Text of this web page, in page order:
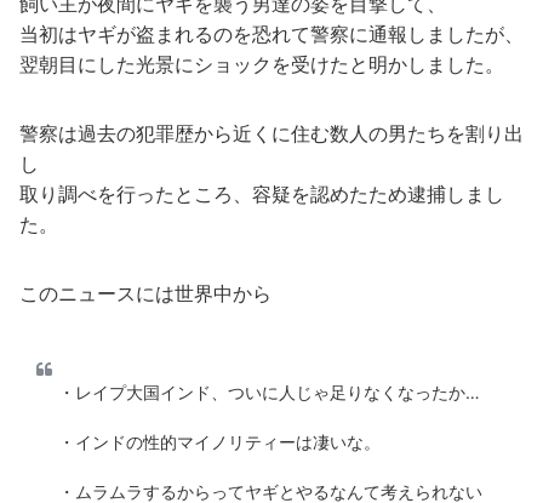
当初はヤギが盗まれるのを恐れて警察に通報しましたが、
翌朝目にした光景にショックを受けたと明かしました。
警察は過去の犯罪歴から近くに住む数人の男たちを割り出
し
取り調べを行ったところ、容疑を認めたため逮捕しまし
た。
このニュースには世界中から
・レイプ大国インド、ついに人じゃ足りなくなったか…
・インドの性的マイノリティーは凄いな。
・ムラムラするからってヤギとやるなんて考えられない